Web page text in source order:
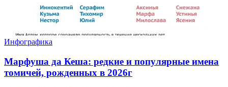
Инфографика
Марфуша да Кеша: редкие и популярные имена
томичей, рожденных в 2026г